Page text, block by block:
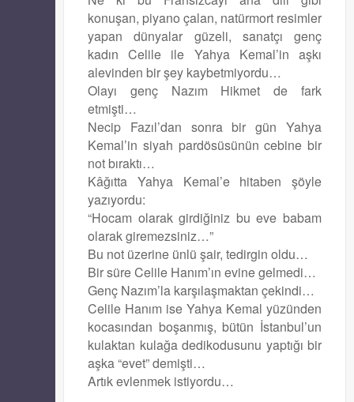
konuşan, piyano çalan, natürmort resimler
yapan dünyalar güzeli, sanatçı genç
kadın Celile ile Yahya Kemal’in aşkı
alevinden bir şey kaybetmiyordu…
Olayı genç Nazım Hikmet de fark
etmişti…
Necip Fazıl’dan sonra bir gün Yahya
Kemal’in siyah pardösüsünün cebine bir
not bıraktı…
Kâğıtta Yahya Kemal’e hitaben şöyle
yazıyordu:
“Hocam olarak girdiğiniz bu eve babam
olarak giremezsiniz…”
Bu not üzerine ünlü şair, tedirgin oldu…
Bir süre Celile Hanım’ın evine gelmedi…
Genç Nazım’la karşılaşmaktan çekindi…
Celile Hanım ise Yahya Kemal yüzünden
kocasından boşanmış, bütün İstanbul’un
kulaktan kulağa dedikodusunu yaptığı bir
aşka “evet” demişti…
Artık evlenmek istiyordu…